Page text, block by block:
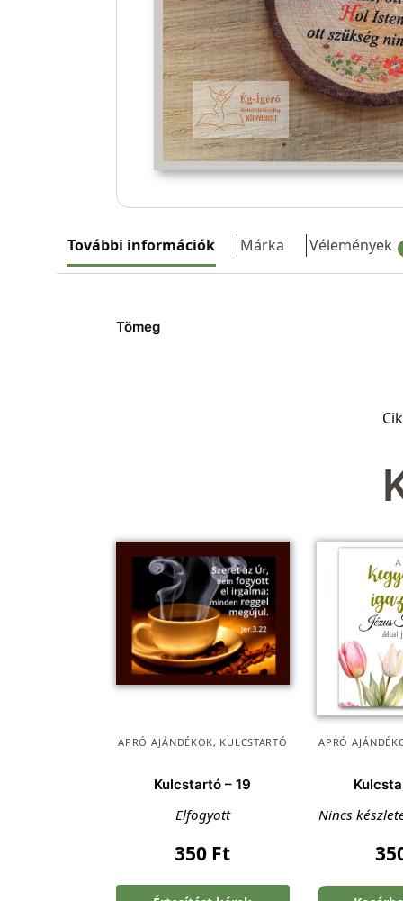
További információk Márka Vélemények
Tömeg
APRÓ AJÁNDÉKOK, KULCSTARTÓ
Kulcstartó – 19
Elfogyott
350 Ft
APRÓ
Nincs